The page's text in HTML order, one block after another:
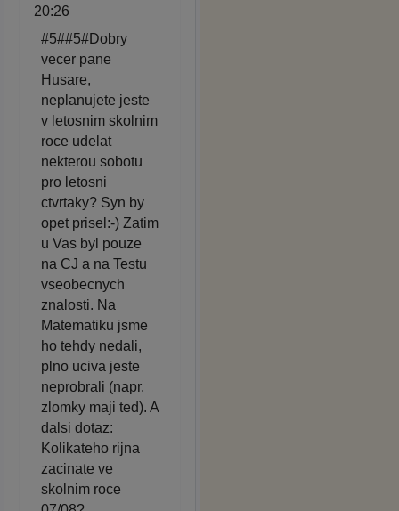
20:26
#5##5#Dobry
vecer pane
Husare,
neplanujete jeste
v letosnim skolnim
roce udelat
nekterou sobotu
pro letosni
ctvrtaky? Syn by
opet prisel:-) Zatim
u Vas byl pouze
na CJ a na Testu
vseobecnych
znalosti. Na
Matematiku jsme
ho tehdy nedali,
plno uciva jeste
neprobrali (napr.
zlomky maji ted). A
dalsi dotaz:
Kolikateho rijna
zacinate ve
skolnim roce